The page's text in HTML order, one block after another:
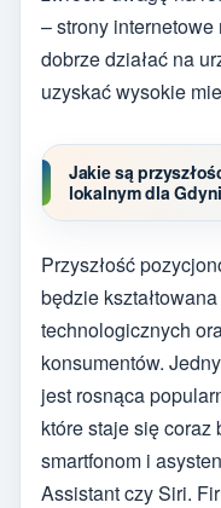
– strony
dobrze działać na
uzyskać wysokie
Jakie są
lokalnym dla Gdyni
Przyszłość
będzie
technologicznych
konsumentów.
jest rosnąca
które staje się
smartfonom i
Assistant czy Siri.